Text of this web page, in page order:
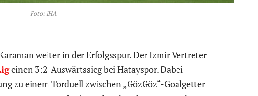
Foto: IHA
weiter in der Erfolgsspur. Der Izmir Vertreter
einen 3:2-Auswärtssieg bei Hatayspor. Dabei
zu einem Torduell zwischen „GözGöz“-Goalgetter